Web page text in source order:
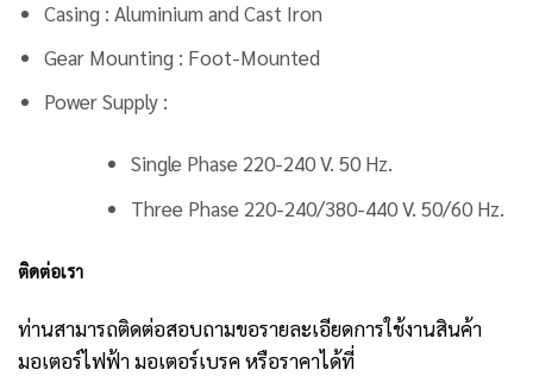
Casing : Aluminium and Cast Iron
Gear Mounting : Foot-Mounted
Power Supply :
Single Phase 220-240 V. 50 Hz.
Three Phase 220-240/380-440 V. 50/60 Hz.
ติดต่อเรา
ท่านสามารถติดต่อสอบถามขอรายละเอียดการใช้งานสินค้า
มอเตอร์ไฟฟ้า มอเตอร์เบรค หรือราคาได้ที่